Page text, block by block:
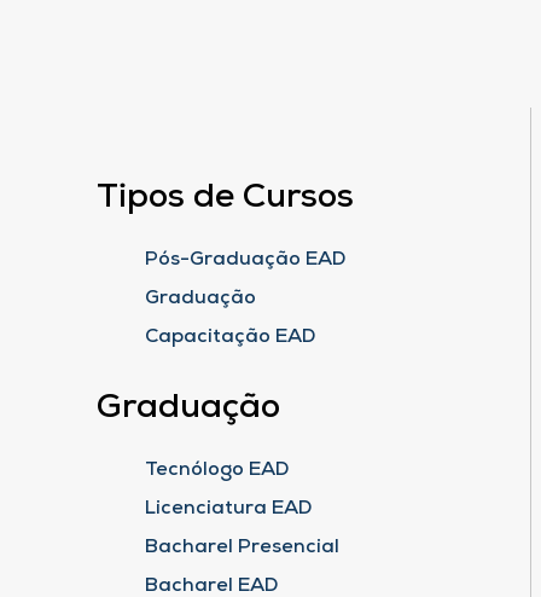
Tipos de Cursos
Pós-Graduação EAD
Graduação
Capacitação EAD
Graduação
Tecnólogo EAD
Licenciatura EAD
Bacharel Presencial
Bacharel EAD